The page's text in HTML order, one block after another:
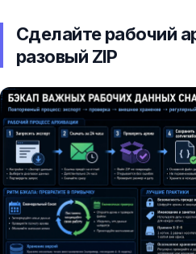
Сделайте рабочий
разовый ZIP